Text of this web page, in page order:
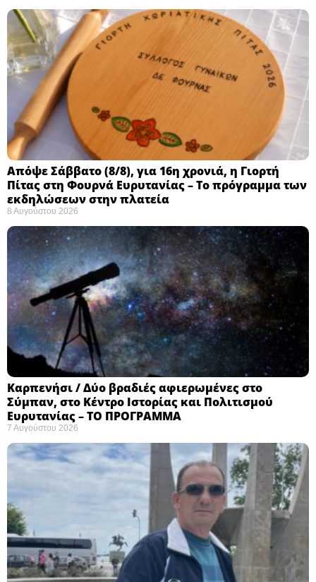
Απόψε Σάββατο (8/8), για 16η χρονιά, η Γιορτή
Πίτας στη Φουρνά Ευρυτανίας – Το πρόγραμμα των
εκδηλώσεων στην πλατεία
8 Αυγούστου 2026
Καρπενήσι / Δύο βραδιές αφιερωμένες στο
Σύμπαν, στο Κέντρο Ιστορίας και Πολιτισμού
Ευρυτανίας – ΤΟ ΠΡΟΓΡΑΜΜΑ
7 Αυγούστου 2026